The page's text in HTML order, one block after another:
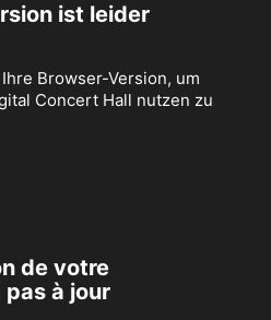
ist leider
Browser-Version, um
Concert Hall nutzen zu
de votre
pas à jour